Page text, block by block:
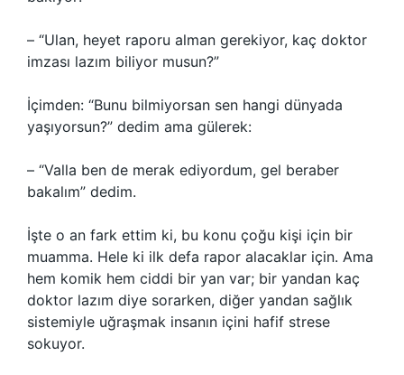
– “Ulan, heyet raporu alman gerekiyor, kaç doktor
imzası lazım biliyor musun?”
İçimden: “Bunu bilmiyorsan sen hangi dünyada
yaşıyorsun?” dedim ama gülerek:
– “Valla ben de merak ediyordum, gel beraber
bakalım” dedim.
İşte o an fark ettim ki, bu konu çoğu kişi için bir
muamma. Hele ki ilk defa rapor alacaklar için. Ama
hem komik hem ciddi bir yan var; bir yandan kaç
doktor lazım diye sorarken, diğer yandan sağlık
sistemiyle uğraşmak insanın içini hafif strese
sokuyor.